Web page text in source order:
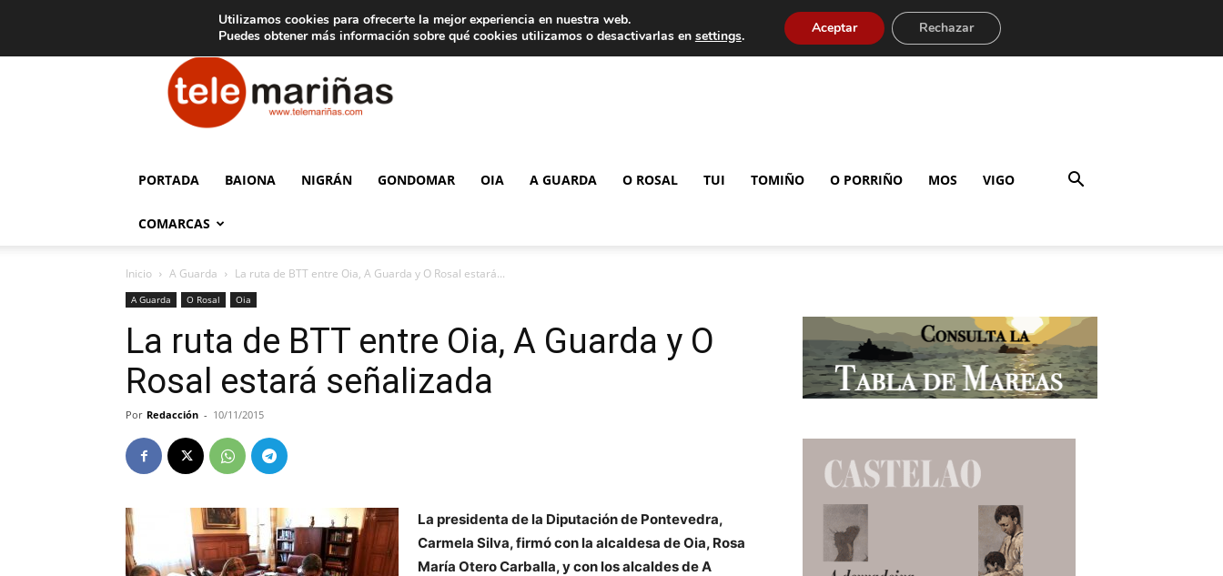
Aviso legal Tarifas de publicidad
Telemariñas
PORTADA BAIONA NIGRÁN GONDOMAR OIA A GUARDA O ROSAL TUI TOMIÑO O PORRIÑO MOS VIGO
COMARCAS
Inicio A Guarda La ruta de BTT entre Oia, A Guarda y O Rosal estará...
A Guarda O Rosal Oia
La ruta de BTT entre Oia, A Guarda y O
Rosal estará señalizada
Por Redacción - 10/11/2015
La presidenta de la Diputación de Pontevedra,
Carmela Silva, firmó con la alcaldesa de Oia, Rosa
María Otero Carballa, y con los alcaldes de A
Utilizamos cookies para ofrecerte la mejor experiencia en nuestra web.
Puedes obtener más información sobre qué cookies utilizamos o desactivarlas en settings. Aceptar Rechazar